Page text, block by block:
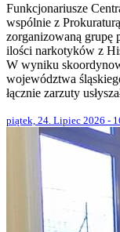
Funkcjonariusze
wspólnie z
zorganizowaną grupę
ilości narkotyków z
W wyniku
województwa
łącznie zarzuty
piątek, 24. Lipiec 2026 -